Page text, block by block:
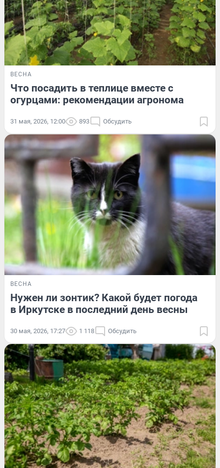
ВЕСНА
Что посадить в теплице вместе с
огурцами: рекомендации агронома
31 мая, 2026, 12:00 893 Обсудить
ВЕСНА
Нужен ли зонтик? Какой будет погода
в Иркутске в последний день весны
30 мая, 2026, 17:27 1 118 Обсудить